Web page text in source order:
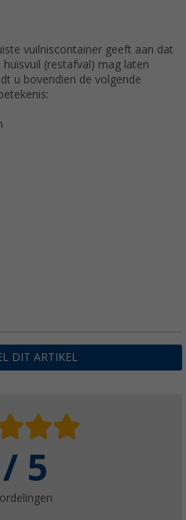
vuilniscontainer geeft aan dat
huisvuil (restafval) mag laten
u bovendien de volgende
DIT ARTIKEL
5